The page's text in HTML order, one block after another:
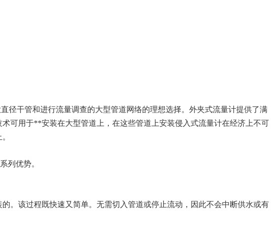
径干管和进行流量调查的大型管道网络的理想选择。外夹式流量计提供了满
可用于**安装在大型管道上，在这些管道上安装侵入式流量计在经济上不可
列优势。
。该过程既快速又简单。无需切入管道或停止流动，因此不会中断供水或有